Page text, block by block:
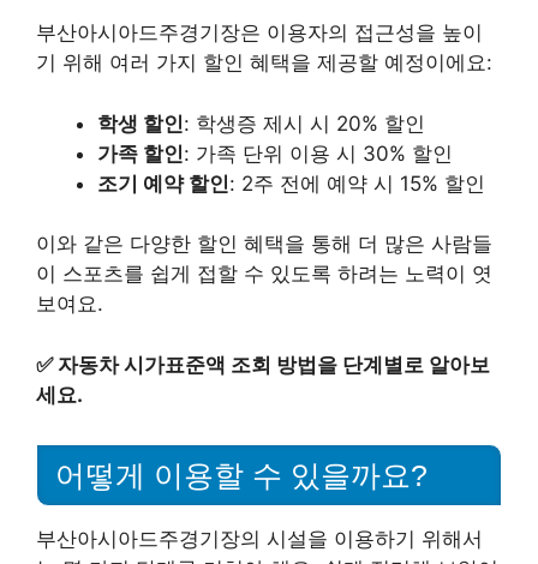
부산아시아드주경기장은 이용자의 접근성을 높이
기 위해 여러 가지 할인 혜택을 제공할 예정이에요:
학생 할인: 학생증 제시 시 20% 할인
가족 할인: 가족 단위 이용 시 30% 할인
조기 예약 할인: 2주 전에 예약 시 15% 할인
이와 같은 다양한 할인 혜택을 통해 더 많은 사람들
이 스포츠를 쉽게 접할 수 있도록 하려는 노력이 엿
보여요.
✅ 자동차 시가표준액 조회 방법을 단계별로 알아보
세요.
어떻게 이용할 수 있을까요?
부산아시아드주경기장의 시설을 이용하기 위해서